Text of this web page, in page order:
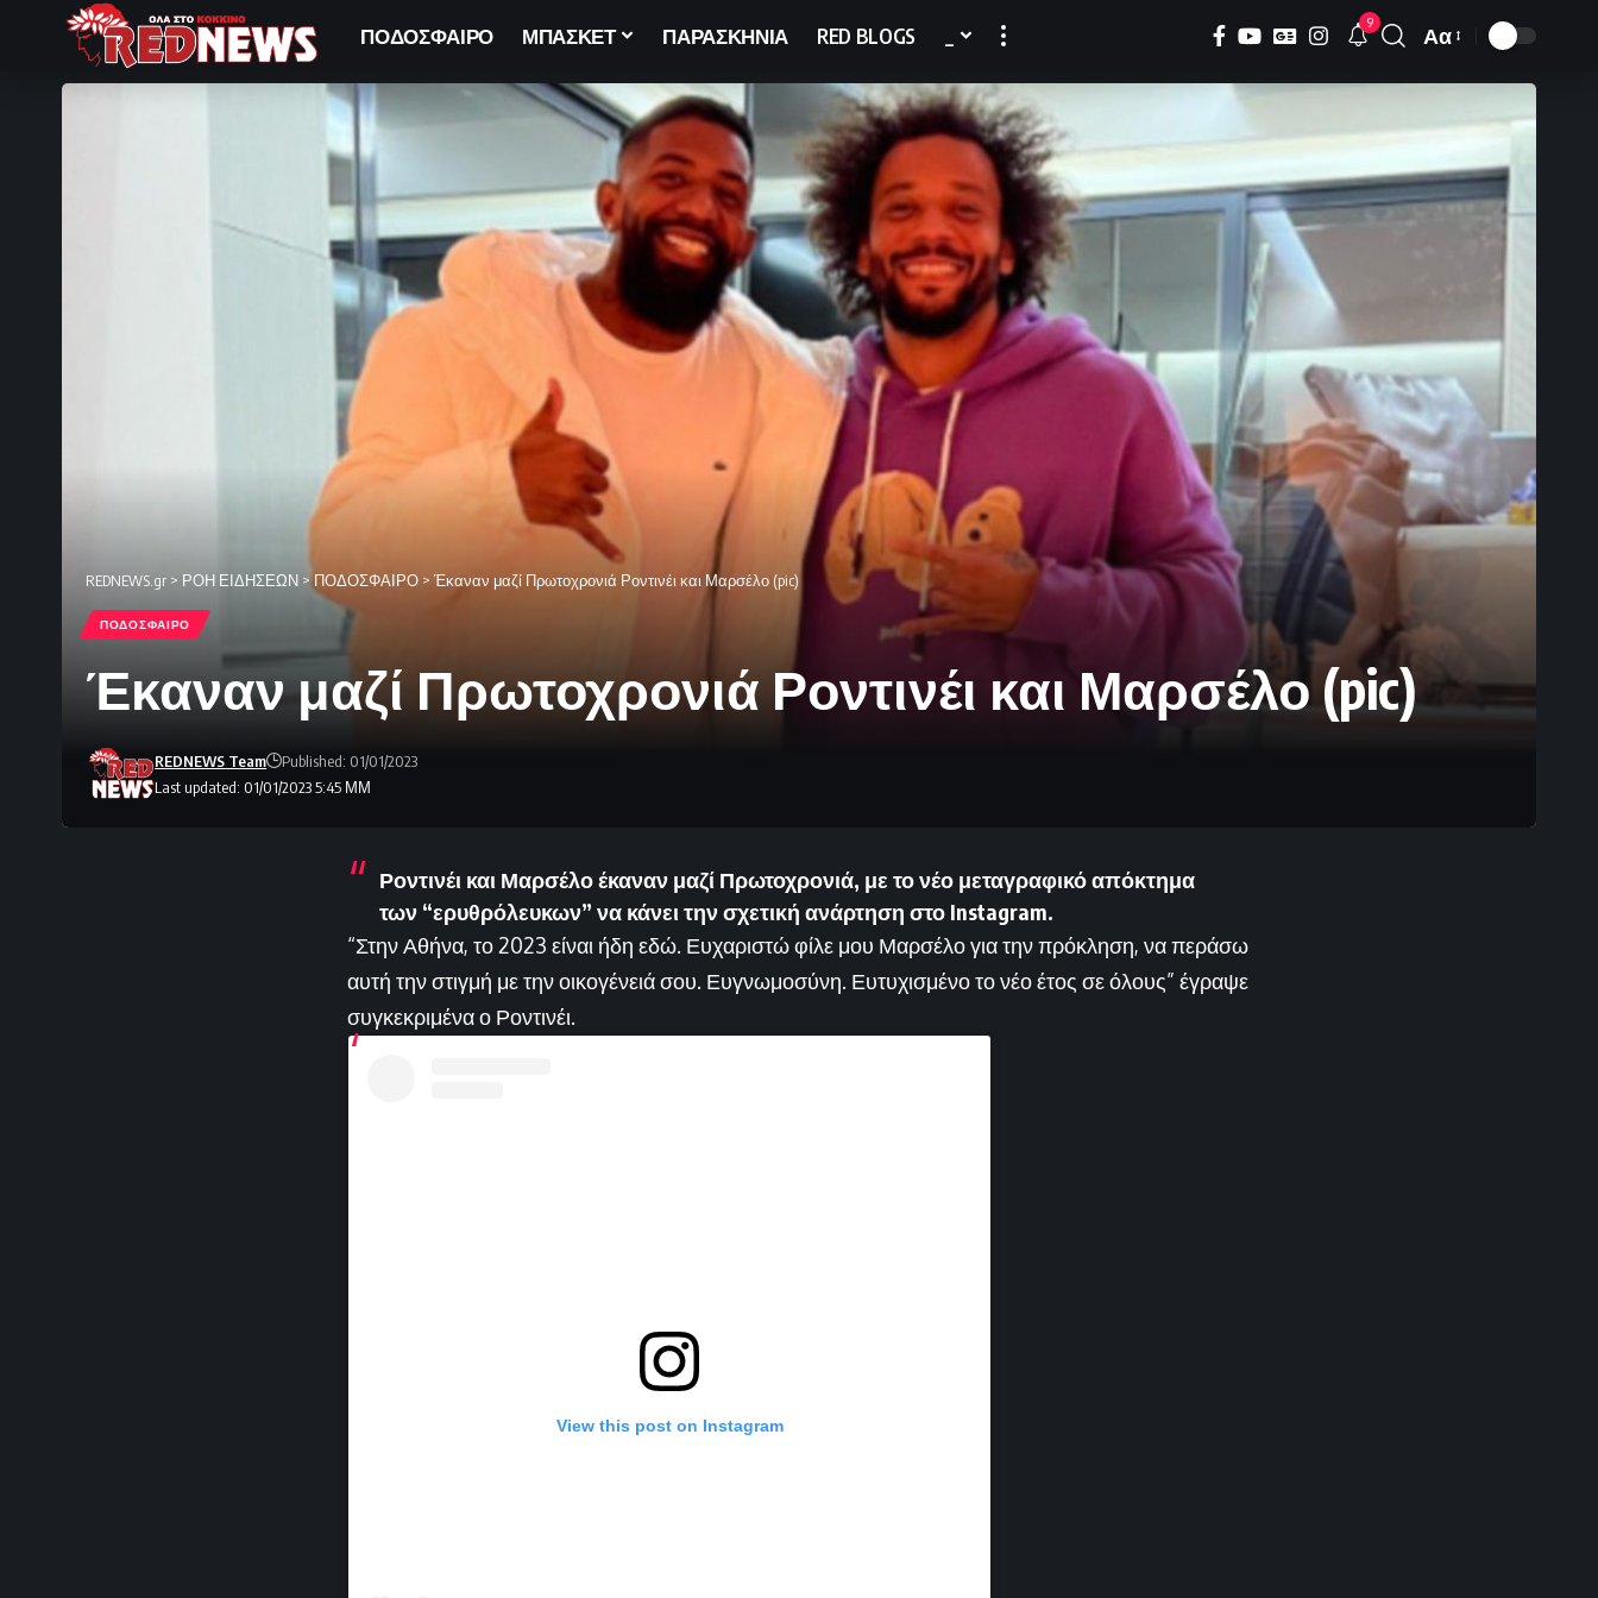
ΠΟΔΟΣΦΑΙΡΟ ΜΠΑΣΚΕΤ ΠΑΡΑΣΚΗΝΙΑ RED BLOGS 9
Font
Resizer
Αα
REDNEWS.gr > ΡΟΗ ΕΙΔΗΣΕΩΝ > ΠΟΔΟΣΦΑΙΡΟ > Έκαναν μαζί Πρωτοχρονιά Ροντινέι και Μαρσέλο (pic)
ΠΟΔΟΣΦΑΙΡΟ
Έκαναν μαζί Πρωτοχρονιά Ροντινέι και Μαρσέλο (pic)
Last updated: 01/01/2023 5:45 ΜΜ
REDNEWS Team Published: 01/01/2023
Ροντινέι και Μαρσέλο έκαναν μαζί Πρωτοχρονιά, με το νέο μεταγραφικό απόκτημα
των “ερυθρόλευκων” να κάνει την σχετική ανάρτηση στο Instagram.
“Στην Αθήνα, το 2023 είναι ήδη εδώ. Ευχαριστώ φίλε μου Μαρσέλο για την πρόκληση, να περάσω
αυτή την στιγμή με την οικογένειά σου. Ευγνωμοσύνη. Ευτυχισμένο το νέο έτος σε όλους” έγραψε
συγκεκριμένα ο Ροντινέι.
View this post on Instagram